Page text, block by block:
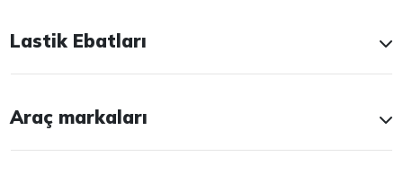
Lastik Ebatları
Araç markaları